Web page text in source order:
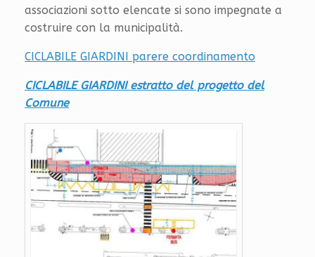
associazioni sotto elencate si sono impegnate a
costruire con la municipalità.
CICLABILE GIARDINI parere coordinamento
CICLABILE GIARDINI estratto del progetto del
Comune